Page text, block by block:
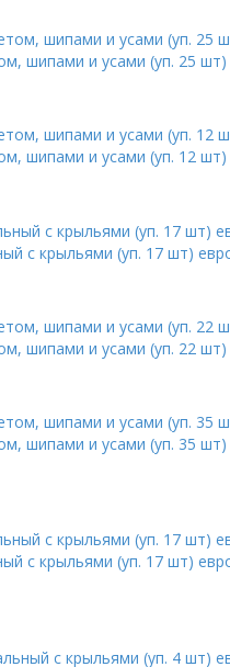
шипами и усами (уп. 25 шт)
шипами и усами (уп. 12 шт)
с крыльями (уп. 17 шт)
шипами и усами (уп. 22 шт)
шипами и усами (уп. 35 шт)
с крыльями (уп. 17 шт)